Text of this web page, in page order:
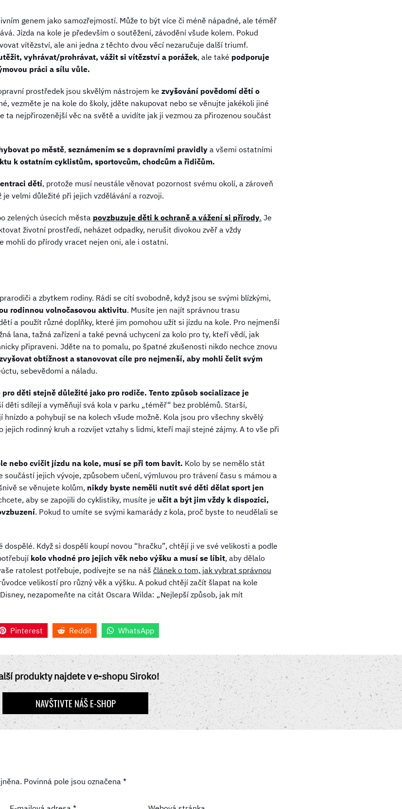
genem jako samozřejmostí. Může to být více či méně nápadné, ale téměř
Jízda na kole je především o soutěžení, závodění všude kolem. Pokud
vítězství, ale ani jedna z těchto dvou věcí nezaručuje další triumf.
vyhrávat/prohrávat, vážit si vítězství a porážek, ale také podporuje
práci a sílu vůle.
prostředek jsou skvělým nástrojem ke zvyšování povědomí dětí o
vezměte je na kole do školy, jděte nakupovat nebo se věnujte jakékoli jiné
ta nejpřirozenější věc na světě a uvidíte jak ji vezmou za přirozenou součást
po městě, seznámením se s dopravními pravidlya všemi ostatními
k ostatním cyklistům, sportovcům, chodcům a řidičům.
dětí, protože musí neustále věnovat pozornost svému okolí, a zároveň
je velmi důležité při jejich vzdělávání a rozvoji.
zelených úsecích města povzbuzuje děti k ochraně a vážení si přírody. Je
životní prostředí, neházet odpadky, nerušit divokou zvěř a vždy
mohli do přírody vracet nejen oni, ale i ostatní.
a zbytkem rodiny. Rádi se cítí svobodně, když jsou se svými blízkými,
rodinnou volnočasovou aktivitu. Musíte jen najít správnou trasu
a použít různé doplňky, které jim pomohou užít si jízdu na kole. Pro nejmenší
lana, tažná zařízení a také pevná uchycení za kolo pro ty, kteří vědí, jak
připraveni. Jděte na to pomalu, po špatné zkušenosti nikdo nechce znovu
obtížnost a stanovovat cíle pro nejmenší, aby mohli čelit svým
sebevědomí a náladu.
děti stejně důležité jako pro rodiče. Tento způsob socializace je
děti sdílejí a vyměňují svá kola v parku „téměř“ bez problémů. Starší,
a pohybují se na kolech všude možně. Kola jsou pro všechny skvělý
jejich rodinný kruh a rozvíjet vztahy s lidmi, kteří mají stejné zájmy. A to vše při
nebo cvičit jízdu na kole, musí se při tom bavit. Kolo by se nemělo stát
jejich vývoje, způsobem učení, výmluvou pro trávení času s mámou a
se věnujete kolům, nikdy byste neměli nutit své děti dělat sport jen
aby se zapojili do cyklistiky, musíte je učit a být jim vždy k dispozici,
. Pokud to umíte se svými kamarády z kola, proč byste to neudělali se
Když si dospělí koupí novou “hračku”, chtějí ji ve své velikosti a podle
kolo vhodné pro jejich věk nebo výšku a musí se líbit, aby dělalo
ratolest potřebuje, podívejte se na náš článek o tom, jak vybrat správnou
velikostí pro různý věk a výšku. A pokud chtějí začít šlapat na kole
nezapomeňte na citát Oscara Wilda: „Nejlepší způsob, jak mít
Pinterest Reddit WhatsApp
produkty najdete v e-shopu Siroko!
NAVŠTIVTE NÁŠ E-SHOP
Povinná pole jsou označena *